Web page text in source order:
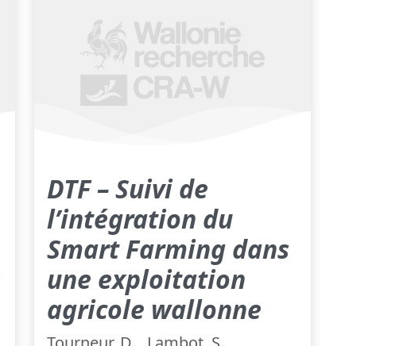
DTF – Suivi de
l’intégration du
Smart Farming dans
une exploitation
agricole wallonne